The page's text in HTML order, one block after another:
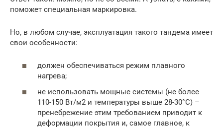
поможет специальная маркировка.
Но, в любом случае, эксплуатация такого тандема имеет
свои особенности:
должен обеспечиваться режим плавного
нагрева;
не использовать мощные системы (не более
110-150 Вт/м2 и температуры выше 28-30°C) –
пренебрежение этим требованием приводит к
деформации покрытия и, самое главное, к